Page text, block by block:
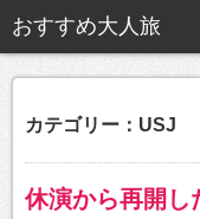
おすすめ大人旅
カテゴリー：USJ
休演から再開し